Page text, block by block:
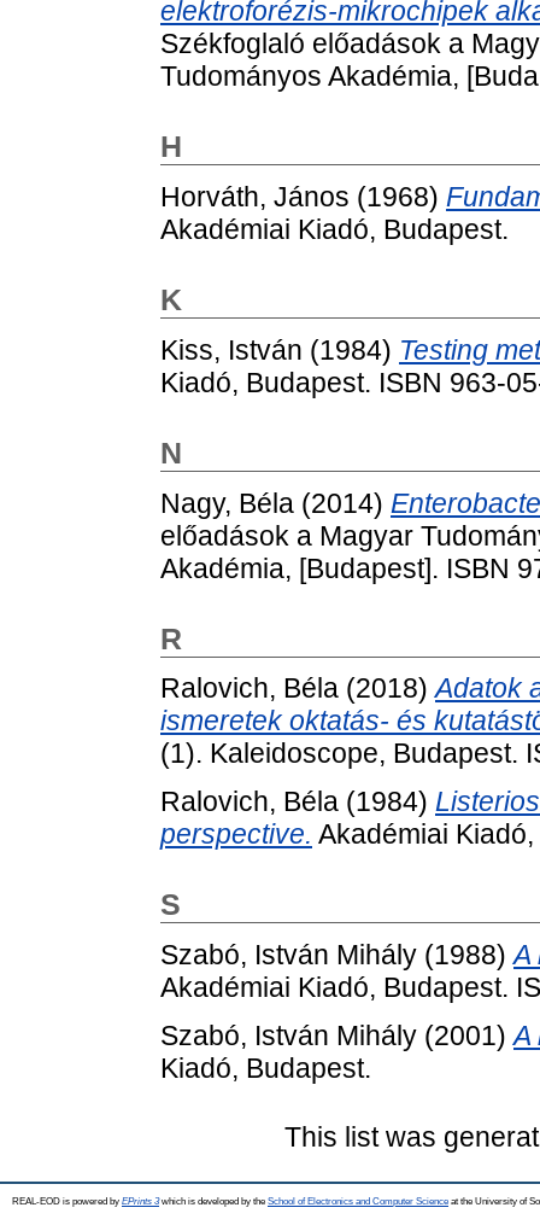
elektroforézis-mikrochipek
Székfoglaló előadások a
Tudományos Akadémia,
H
Horváth, János (1968)
Akadémiai Kiadó, Budapest.
K
Kiss, István (1984) Testing
Kiadó, Budapest. ISBN 963-
N
Nagy, Béla (2014)
előadások a Magyar
Akadémia, [Budapest]. ISBN
R
Ralovich, Béla (2018)Adatok
ismeretek oktatás- és
(1). Kaleidoscope, Budapest.
Ralovich, Béla (1984)
perspective. Akadémiai
S
Szabó, István Mihály (1988)A
Akadémiai Kiadó, Budapest.
Szabó, István Mihály (2001)A
Kiadó, Budapest.
This list was
REAL-EOD is powered by EPrints 3which is developed by the School of Electronics and Computer Science at the University of